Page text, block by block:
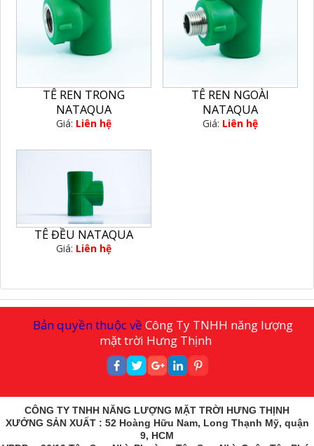
TÊ REN TRONG
NATAQUA
Giá: Liên hệ
TÊ REN NGOÀI
NATAQUA
Giá: Liên hệ
TÊ ĐỀU NATAQUA
Giá: Liên hệ
Bản quyền thuộc về Công Ty TNHH năng lượng
mặt trời Hưng Thịnh
CÔNG TY TNHH NĂNG LƯỢNG MẶT TRỜI HƯNG THỊNH
XƯỞNG SẢN XUẤT : 52 Hoàng Hữu Nam, Long Thạnh Mỹ, quận
9, HCM